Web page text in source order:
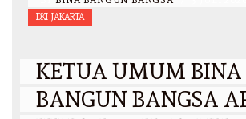
DKI JAKARTA
KETUA UMUM BINA
BANGUN BANGSA